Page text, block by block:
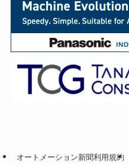
オートメーション新聞利用規約